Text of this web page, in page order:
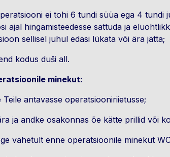
ei tohi 6 tundi süüa ega 4 tundi
ajal hingamisteedesse sattuda ja
sellisel juhul edasi lükata või ära jätta;
kodus duši all.
minekut:
Teile antavasse operatsiooniriietusse;
ja andke osakonnas õe kätte prillid või
vahetult enne operatsioonile minekut